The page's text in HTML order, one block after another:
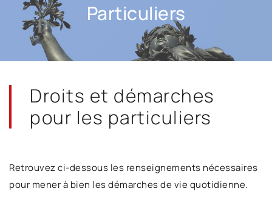
Particuliers
Droits et démarches
pour les particuliers
Retrouvez ci-dessous les renseignements nécessaires
pour mener à bien les démarches de vie quotidienne.